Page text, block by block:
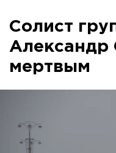
Солист
Александр
мертвым